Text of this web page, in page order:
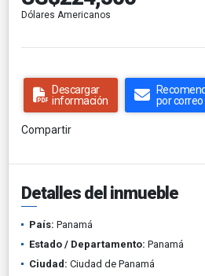
Dólares Americanos
Descargar
información
por
Compartir
Detalles del inmueble
País: Panamá
Estado / Departamento: Panamá
Ciudad: Ciudad de Panamá